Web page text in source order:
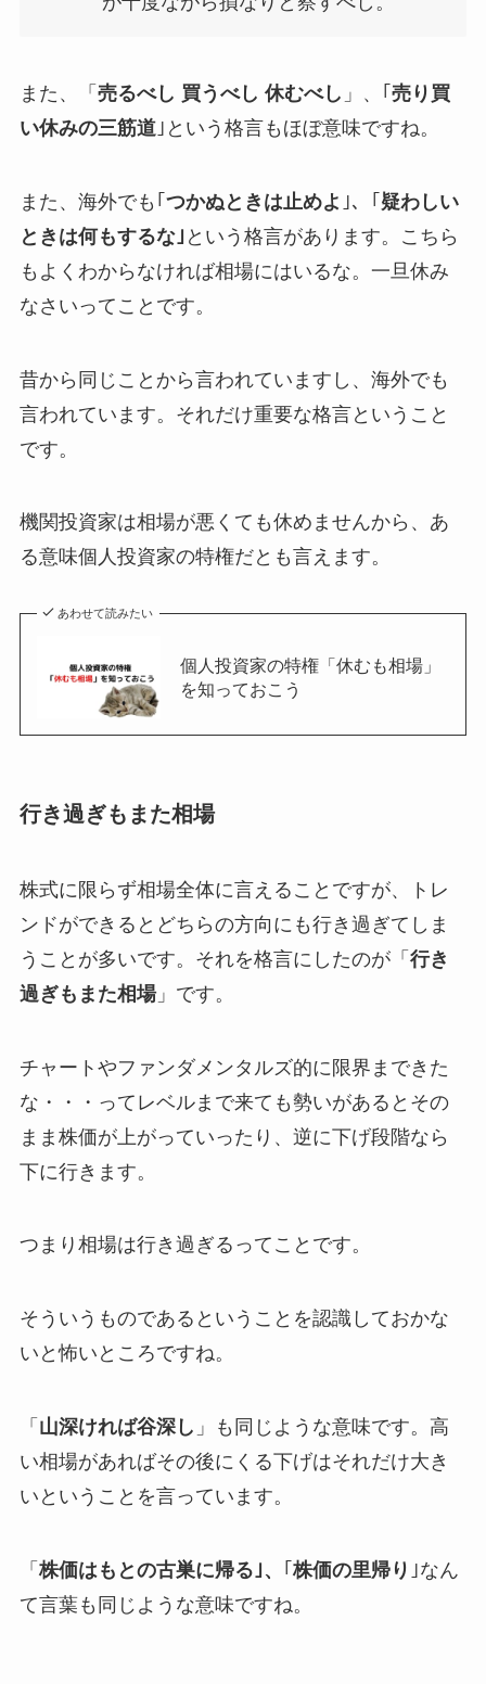
また、「 売るべし 買うべし 休むべし 」、 ｢ 売り買
い休みの三筋道｣ という格言もほぼ意味ですね。
また、海外でも ｢ つかぬときは止めよ ｣、 ｢ 疑わしい
ときは何もするな｣ という格言があります。こちら
も よくわからなければ相場にはいるな。一旦休み
なさいってことです。
昔から同じことから言われていますし、海外でも
言われています。それだけ重要な格言ということ
です。
機関投資家は相場が悪くても休めませんから、あ
る意味個人投資家の特権だとも言えます。
あわせて読みたい
個人投資家の特権「休むも相場」
を知っておこう
行き過ぎもまた相場
株式に限らず相場全体に言えることですが、トレ
ンドができるとどちらの方向にも行き過ぎてしま
うことが多いです。それを格言にしたのが「 行き
過ぎもまた相場」です。
チャートやファンダメンタルズ的に限界まできた
な・・・ってレベルまで来ても勢いがあるとその
まま株価が上がっていったり、逆に下げ段階なら
下に行きます。
つまり 相場は行き過ぎる ってことです。
そういうものであるということを認識しておかな
いと怖いところですね。
「 山深ければ谷深し 」も同じような意味です。高
い相場があればその後にくる下げはそれだけ大き
いということを言っています。
「 株価はもとの古巣に帰る｣、 ｢ 株価の里帰り ｣なん
て言葉も同じような意味ですね。